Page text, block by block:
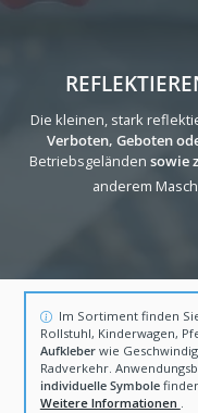
Die kleinen, stark
Verboten, Geboten
Betriebsgeländen sowie
anderem
Hinweis zu
Im Sortiment finden
Rollstuhl, Kinderwagen,
Aufkleberwie
Radverkehr.
individuelle Symbole
Weitere Informationen .